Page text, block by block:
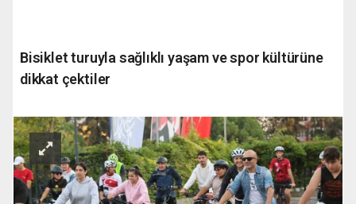
Bisiklet turuyla sağlıklı yaşam ve spor kültürüne
dikkat çektiler